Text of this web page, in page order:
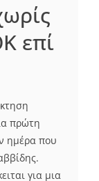
επί
πρώτη
ημέρα που
για μια